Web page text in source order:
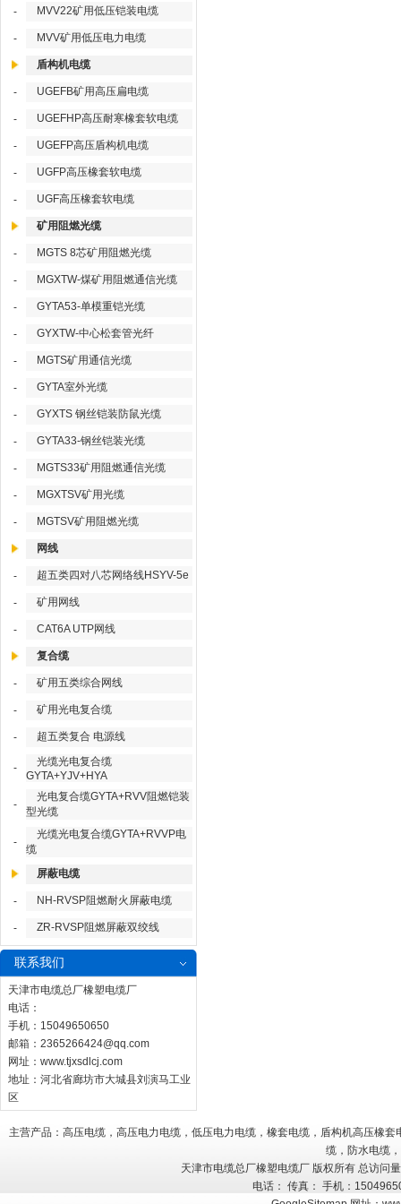
- MVV22矿用低压铠装电缆
- MVV矿用低压电力电缆
盾构机电缆
- UGEFB矿用高压扁电缆
- UGEFHP高压耐寒橡套软电缆
- UGEFP高压盾构机电缆
- UGFP高压橡套软电缆
- UGF高压橡套软电缆
矿用阻燃光缆
- MGTS 8芯矿用阻燃光缆
- MGXTW-煤矿用阻燃通信光缆
- GYTA53-单模重铠光缆
- GYXTW-中心松套管光纤
- MGTS矿用通信光缆
- GYTA室外光缆
- GYXTS 钢丝铠装防鼠光缆
- GYTA33-钢丝铠装光缆
- MGTS33矿用阻燃通信光缆
- MGXTSV矿用光缆
- MGTSV矿用阻燃光缆
网线
- 超五类四对八芯网络线HSYV-5e
- 矿用网线
- CAT6A UTP网线
复合缆
- 矿用五类综合网线
- 矿用光电复合缆
- 超五类复合 电源线
-
光缆光电复合缆
GYTA+YJV+HYA
-
光电复合缆GYTA+RVV阻燃铠装
型光缆
-
光缆光电复合缆GYTA+RVVP电
缆
屏蔽电缆
- NH-RVSP阻燃耐火屏蔽电缆
- ZR-RVSP阻燃屏蔽双绞线
联系我们
天津市电缆总厂橡塑电缆厂
电话：
手机：15049650650
邮箱： 2365266424@qq.com
网址： www.tjxsdlcj.com
地址：河北省廊坊市大城县刘演马工业
区
主营产品：高压电缆，高压电力电缆，低压电力电缆，橡套电缆，盾构机高压橡
缆，防水电缆
天津市电缆总厂橡塑电缆厂 版权所有 总访问
电话： 传真： 手机：